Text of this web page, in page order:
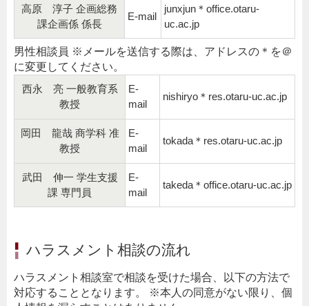
高原 淳子 企画総務
課企画係 係長
E-mail
junxjun＊office.otaru-
uc.ac.jp
男性相談員 ※メールを送信する際は、アドレスの＊を＠
に変更してください。
西永 亮 一般教育系
教授
E-
mail
nishiryo＊res.otaru-uc.ac.jp
岡田 龍哉 商学科 准
教授
E-
mail
tokada＊res.otaru-uc.ac.jp
武田 伸一 学生支援
課 専門員
E-
mail
takeda＊office.otaru-uc.ac.jp
ハラスメント相談の流れ
ハラスメント相談室で相談を受けた場合、以下の方法で
対応することとなります。 ※本人の同意がない限り、個